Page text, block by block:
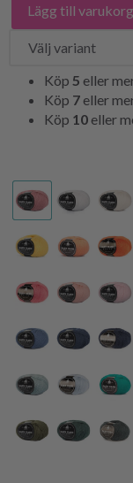
Lägg till
Köp 5 eller
Köp 7 eller
Köp 10 eller